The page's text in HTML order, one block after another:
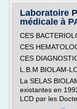
Laboratoire
médicale à
CES
CES
CES
L.B.M BIOLAM-
La SELAS
existantes en
LCD par les